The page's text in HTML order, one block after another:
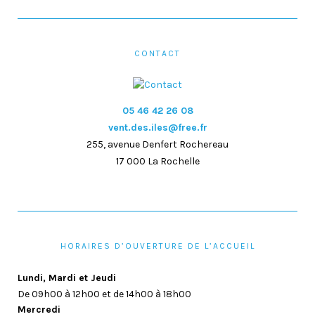
CONTACT
05 46 42 26 08
vent.des.iles@free.fr
255, avenue Denfert Rochereau
17 000 La Rochelle
HORAIRES D’OUVERTURE DE L’ACCUEIL
Lundi, Mardi et Jeudi
De 09h00 à 12h00 et de 14h00 à 18h00
Mercredi